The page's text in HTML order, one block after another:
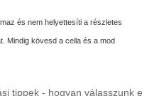
és nem helyettesíti a részletes
Mindig kövesd a cella és a mod
tippek - hogyan válasszunk e